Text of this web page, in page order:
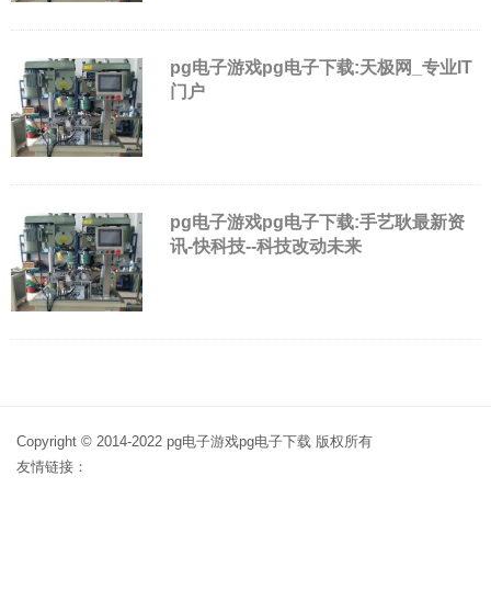
pg电子游戏pg电子下载:天极网_专业IT
门户
pg电子游戏pg电子下载:手艺耿最新资
讯-快科技--科技改动未来
Copyright © 2014-2022 pg电子游戏pg电子下载 版权所有
友情链接：